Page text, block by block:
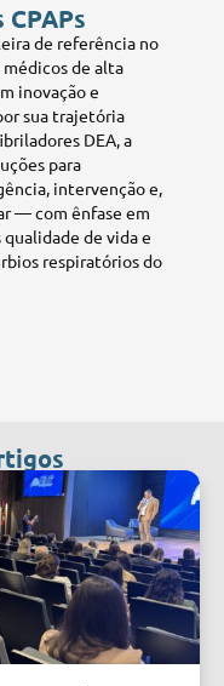
CPAPs
de referência no
de alta
inovação e
sua trajetória
DEA, a
para
intervenção e,
— com ênfase em
de vida e
respiratórios do